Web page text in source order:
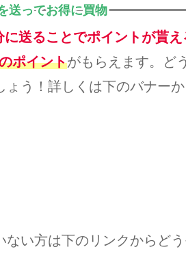
送ってお得に買物
送ることでポイントが貰え
ポイントがもらえます。ど
う！詳しくは下のバナーか
い方は下のリンクからどう